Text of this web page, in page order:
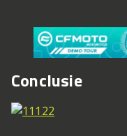
Conclusie